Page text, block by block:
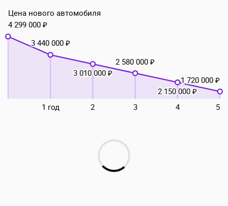
1 год 2 3 4 5
Цена нового автомобиля
4 299 000 ₽
3 440 000 ₽
3 010 000 ₽
2 580 000 ₽
2 150 000 ₽
1 720 000 ₽